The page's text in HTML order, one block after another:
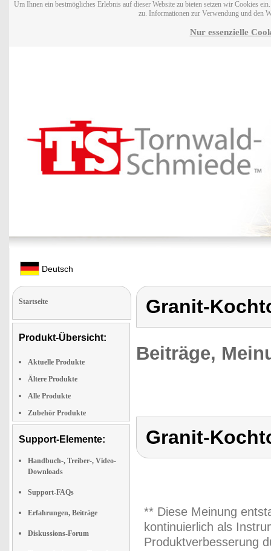
Um Ihnen ein bestmögliches Erlebnis auf dieser Website zu bieten setzen wir Cookies
zu. Informationen zur Verwendung und den
Nur essenzielle
Deutsch
Startseite
Produkt-Übersicht:
Aktuelle Produkte
Ältere Produkte
Alle Produkte
Zubehör Produkte
Support-Elemente:
Handbuch-, Treiber-, Video-
Downloads
Support-FAQs
Erfahrungen, Beiträge
Diskussions-Forum
Granit-
Beiträge,
Granit-
** Diese Meinung
kontinuierlich als
Produktverbesserung